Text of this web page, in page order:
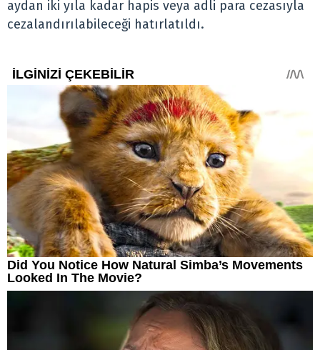
aydan iki yıla kadar hapis veya adli para cezasıyla
cezalandırılabileceği hatırlatıldı.